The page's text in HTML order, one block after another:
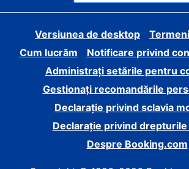
Versiunea de desktop
Cum lucrăm
Notificare privind
Administrați setările pentru
Gestionați recomandările
Declarație privind sclavia
Declarație privind
Despre Booking.com